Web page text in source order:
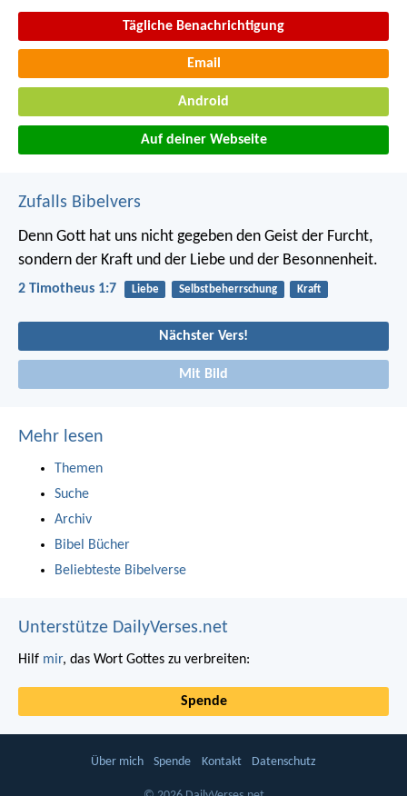
Tägliche Benachrichtigung
Email
Android
Auf deiner Webseite
Zufalls Bibelvers
Denn Gott hat uns nicht gegeben den Geist der Furcht,
sondern der Kraft und der Liebe und der Besonnenheit.
2 Timotheus 1:7 Liebe Selbstbeherrschung Kraft
Nächster Vers!
Mit Bild
Mehr lesen
Themen
Suche
Archiv
Bibel Bücher
Beliebteste Bibelverse
Unterstütze DailyVerses.net
Hilf mir, das Wort Gottes zu verbreiten:
Spende
Über mich Spende Kontakt Datenschutz